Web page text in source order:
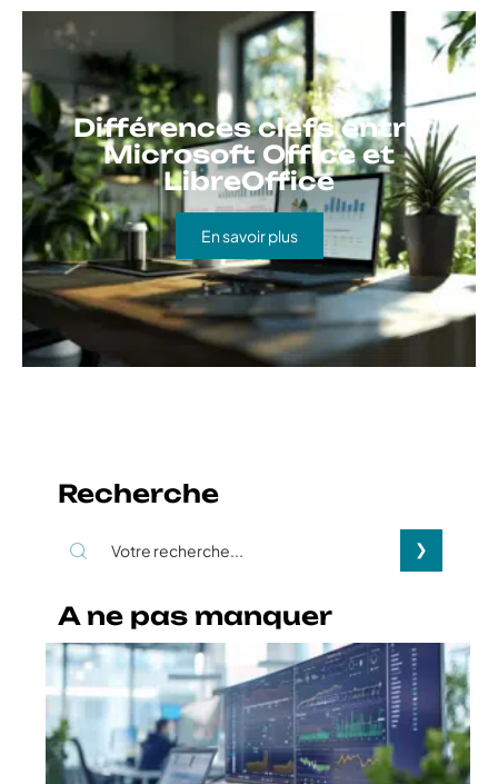
Différences clefs entre
Microsoft Office et
LibreOffice
En savoir plus
Recherche
A ne pas manquer